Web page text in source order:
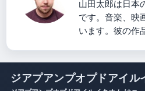
山田太郎は日本
です。音楽、映
います。彼の作
ジアプアンプオプドアイル